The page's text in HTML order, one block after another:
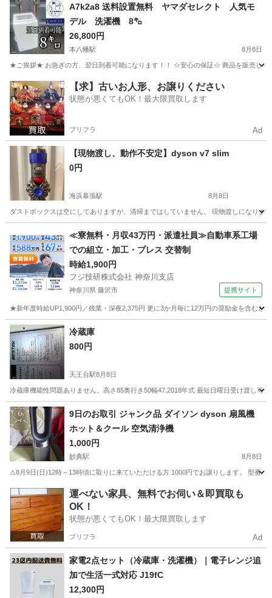
千葉 市川市 本八幡駅 生活家電 ショップ
A7k2a8 送料設置無料 ヤマダセレクト 人気モ
デル 洗濯機 8㌔
26,800円
本八幡駅 8月8日
★ご挨拶★ お急ぎの方、翌日到着可能になります！！ ☆安心の保証☆ 商品を販売して
千葉 市川市 本八幡駅 生活家電 ショップ
【求】古いお人形、お譲りください
状態が悪くてもOK！最大限買取します
プリフラ Ad
【現物渡し、動作不安定】dyson v7 slim
0円
海浜幕張駅 8月8日
ダストボックスは空にしてありますが、清掃まではしていません。 現物渡しになり
海浜幕張駅 生活家電
≪寮無料・月収43万円・派遣社員≫自動車系工場
での組立・加工・プレス 交替制
時給1,900円
フジ技研株式会社 神奈川支店
神奈川県 藤沢市 提携サイト
★新年度時給UP1,900円／残業・深夜2,375円 更に3か月毎に12万円の奨励金を含む
神奈川 藤沢市 その他
冷蔵庫
800円
天王台駅8月8日
冷蔵庫機能性問題ありません。高さ85奥行き50幅47.2018年式 最短日曜日受け渡し可
千葉 我孫子市 天王台駅 キッチン家電
9日のお取引 ジャンク品 ダイソン dyson 扇風機
ホット＆クール 空気清浄機
1,000円
妙典駅 8月8日
⚠8月9日(日)12時～13時頃に取りに来ていただける方 1000円でお譲りします。 型番 (
千葉 市川市 妙典駅 季節、空調家電
運べない家具、無料でお伺い＆即買取も
OK！
状態が悪くてもOK！最大限買取します
プリフラ Ad
家電2点セット（冷蔵庫・洗濯機）｜電子レンジ追
加で生活一式対応 J19fC
12,300円